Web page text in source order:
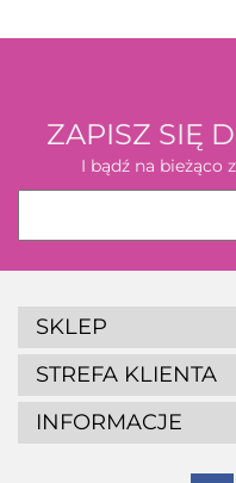
ZAPISZ SIĘ
I bądź na bieżąco
SKLEP
STREFA KLIENTA
INFORMACJE